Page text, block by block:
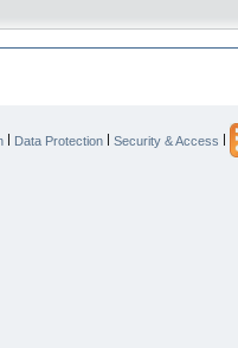
| Data Protection | Security & Access |